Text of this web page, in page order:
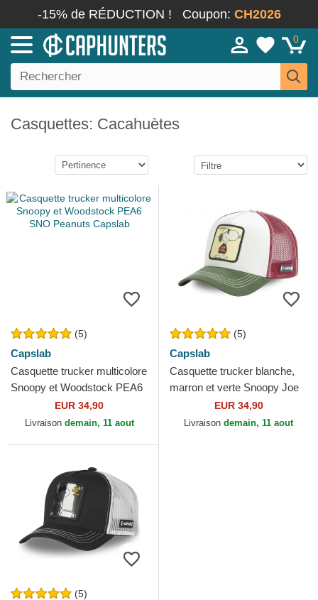
-15% de RÉDUCTION ! Coupon: CH2026
0
Casquettes: Cacahuètes
(5)
Capslab
Casquette trucker multicolore
Snoopy et Woodstock PEA6
SNO Peanuts Capslab
EUR 34,90
Livraison demain, 11 aout
(5)
Capslab
Casquette trucker blanche,
marron et verte Snoopy Joe
Cool JOE Peanuts Capslab
EUR 34,90
Livraison demain, 11 aout
(5)